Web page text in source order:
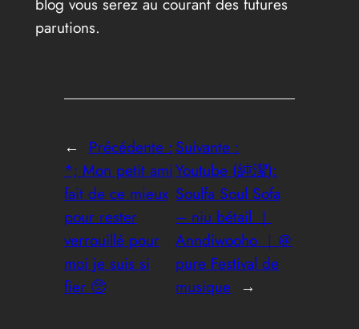
parutions.
← Précédente :
*; Mon petit ami
fait de ce mieux
pour rester
verrouillé pour
moi je suis si
fier 🥺
Suivante :
Youtube (純潔):
Soulfa Soul Sofa
– niu bétail ｜
Anndiwooho ｜＠
pure Festival de
musique →